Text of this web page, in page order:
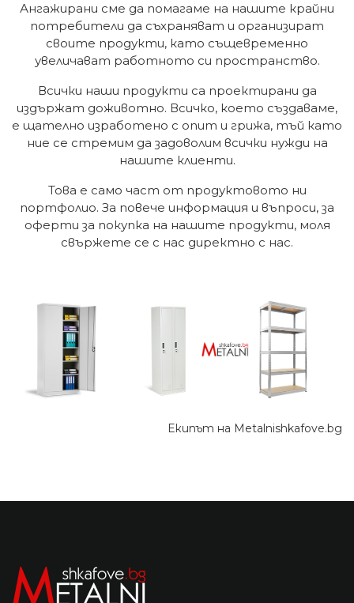
Ангажирани сме да помагаме на нашите крайни
потребители да съхраняват и организират
своите продукти, като същевременно
увеличават работното си пространство.
Всички наши продукти са проектирани да
издържат доживотно. Всичко, което създаваме,
е щателно изработено с опит и грижа, тъй като
ние се стремим да задоволим всички нужди на
нашите клиенти.
Това е само част от продуктовото ни
портфолио. За повече информация и въпроси, за
оферти за покупка на нашите продукти, моля
свържете се с нас директно с нас.
Екипът на Metalnishkafove.bg